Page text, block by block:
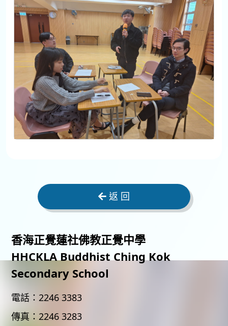
返 回
香海正覺蓮社佛教正覺中學
HHCKLA Buddhist Ching Kok
Secondary School
電話： 2246 3383
傳真： 2246 3283